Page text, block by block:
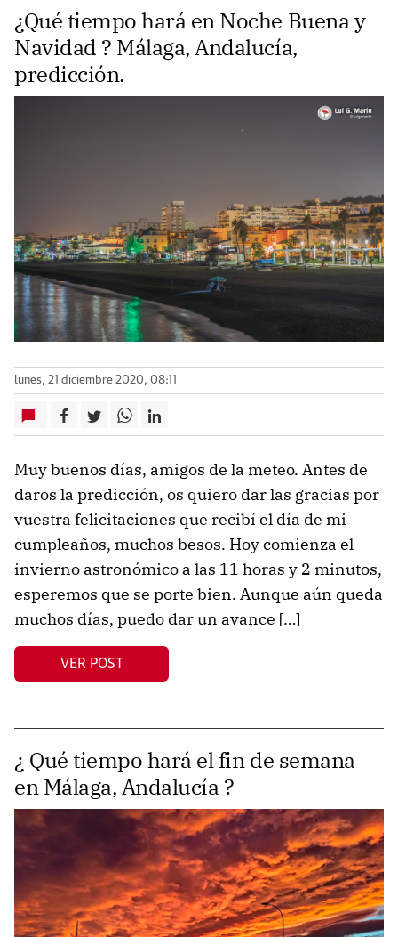
¿Qué tiempo hará en Noche Buena y
Navidad ? Málaga, Andalucía,
predicción.
lunes, 21 diciembre 2020, 08:11
Muy buenos días, amigos de la meteo. Antes de
daros la predicción, os quiero dar las gracias por
vuestra felicitaciones que recibí el día de mi
cumpleaños, muchos besos. Hoy comienza el
invierno astronómico a las 11 horas y 2 minutos,
esperemos que se porte bien. Aunque aún queda
muchos días, puedo dar un avance […]
VER POST
¿ Qué tiempo hará el fin de semana
en Málaga, Andalucía ?